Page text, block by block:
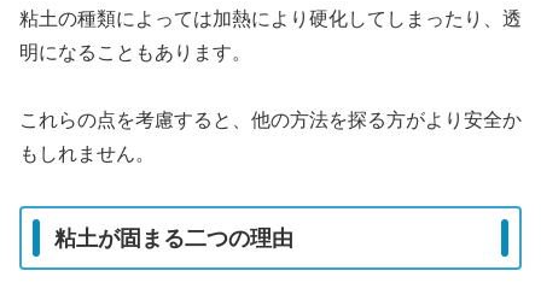
粘土の種類によっては加熱により硬化してしまったり、透
明になることもあります。
これらの点を考慮すると、他の方法を探る方がより安全か
もしれません。
粘土が固まる二つの理由